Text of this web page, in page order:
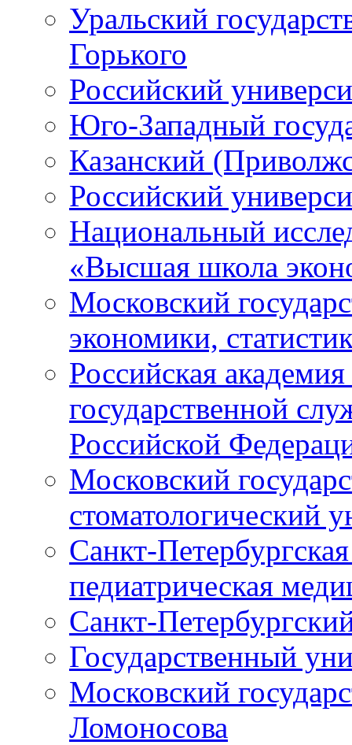
Уральский
Горького
Российский
Юго-Западный
Казанский
Российский
Национальный
«Высшая школа
Московский
экономики,
Российская
государственной
Российской
Московский
стоматологический
Санкт-
педиатрическая
Санкт-
Государственный
Московский
Ломоносова